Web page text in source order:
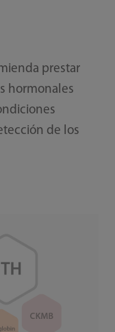
prestar
hormonales
de los